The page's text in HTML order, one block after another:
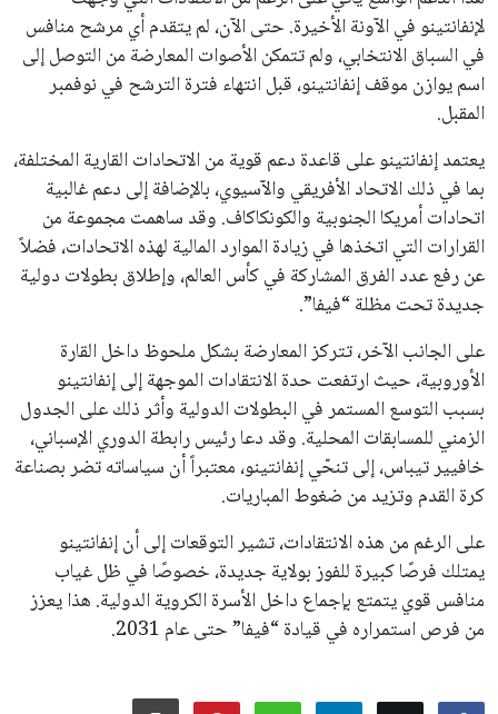
القائمة البريدية
انضم إلى قائمة المشتركين لدينا لتحصل على أحدث الأخبار، التحديثات
والعروض الخاصة مباشرة في صندوق بريدك
اشتراك
جميع الحقوق محفوظة لموقعنا ايوا مصر